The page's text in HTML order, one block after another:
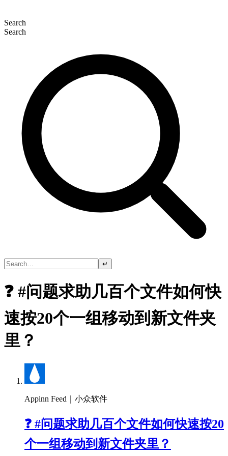
Search
Search
↵
❓ #问题求助几百个文件如何快
速按20个一组移动到新文件夹
里？
Appinn Feed｜小众软件
❓ #问题求助几百个文件如何快速按20
个一组移动到新文件夹里？